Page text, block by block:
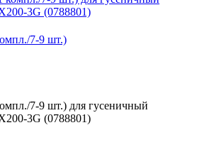
7-9 шт.)
7-9 шт.) для гусеничный
3G (0788801)